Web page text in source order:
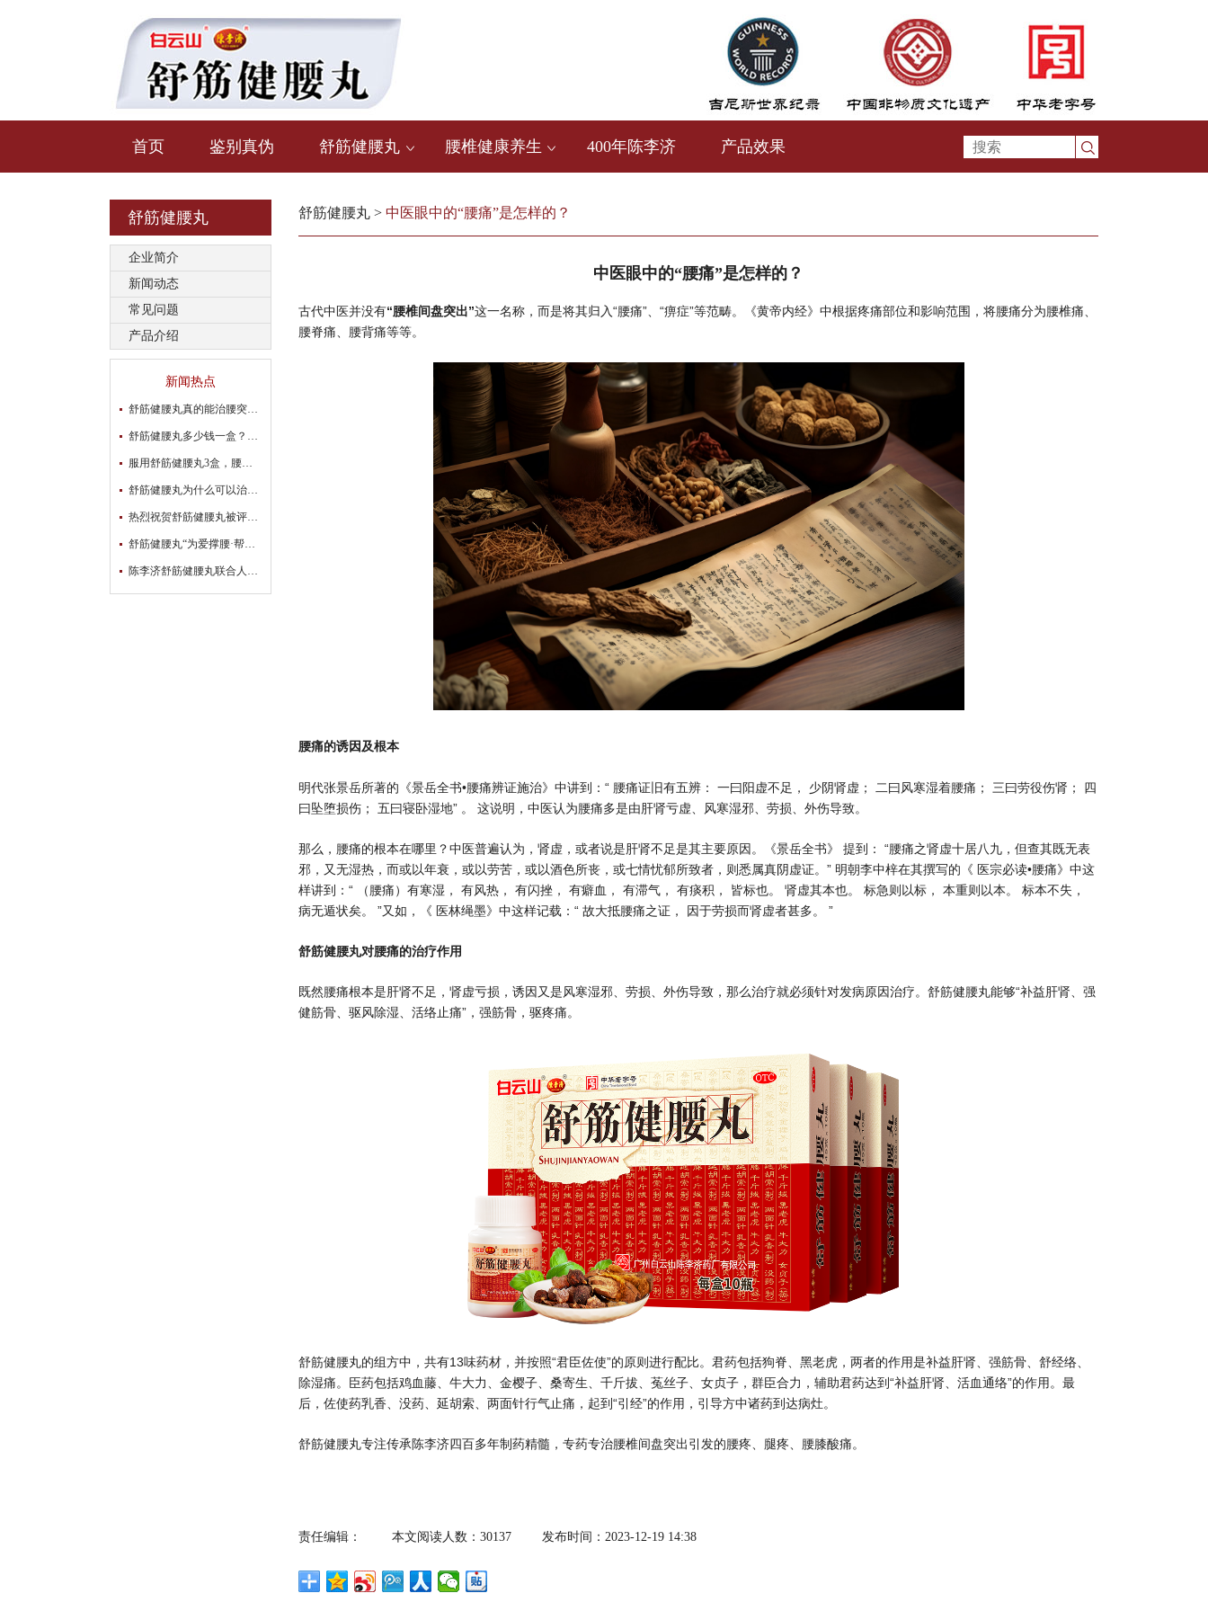
首页 鉴别真伪 舒筋健腰丸 腰椎健康养生 400年陈李济 产品效果
舒筋健腰丸
企业简介
新闻动态
常见问题
产品介绍
新闻热点
舒筋健腰丸真的能治腰突吗？真相原来是这样……
舒筋健腰丸多少钱一盒？你想知道的都在这
服用舒筋健腰丸3盒，腰腿不疼了，可以停药了吗？
舒筋健腰丸为什么可以治疗腰间盘突出？
热烈祝贺舒筋健腰丸被评为【2022-2023年度中国药店“颈腰椎类”店员推荐率最高品牌】！
舒筋健腰丸“为爱撑腰·帮扶腰突患者公益活动”覆盖5万多名患者！
陈李济舒筋健腰丸联合人民日报健康客户端发起中西医结合骨科发展与创新研讨会暨“为爱撑腰·帮扶腰椎间盘突出患者公益活动” ​
舒筋健腰丸 > 中医眼中的“腰痛”是怎样的？
中医眼中的“腰痛”是怎样的？
古代中医并没有“腰椎间盘突出”这一名称，而是将其归入“腰痛”、“痹症”等范畴。《黄帝内经》中根据疼痛部位和影响范围，将腰痛分为腰椎痛、
腰脊痛、腰背痛等等。
腰痛的诱因及根本
明代张景岳所著的《景岳全书•腰痛辨证施治》中讲到：“ 腰痛证旧有五辨： 一曰阳虚不足， 少阴肾虚； 二曰风寒湿着腰痛； 三曰劳役伤肾； 四
曰坠堕损伤； 五曰寝卧湿地” 。 这说明，中医认为腰痛多是由肝肾亏虚、风寒湿邪、劳损、外伤导致。
那么，腰痛的根本在哪里？中医普遍认为，肾虚，或者说是肝肾不足是其主要原因。《景岳全书》 提到： “腰痛之肾虚十居八九，但查其既无表
邪，又无湿热，而或以年衰，或以劳苦，或以酒色所丧，或七情忧郁所致者，则悉属真阴虚证。” 明朝李中梓在其撰写的《 医宗必读•腰痛》中这
样讲到：“ （腰痛）有寒湿， 有风热， 有闪挫， 有癖血， 有滞气， 有痰积， 皆标也。 肾虚其本也。 标急则以标， 本重则以本。 标本不失，
病无遁状矣。 ”又如，《 医林绳墨》中这样记载：“ 故大抵腰痛之证， 因于劳损而肾虚者甚多。 ”
舒筋健腰丸对腰痛的治疗作用
既然腰痛根本是肝肾不足，肾虚亏损，诱因又是风寒湿邪、劳损、外伤导致，那么治疗就必须针对发病原因治疗。舒筋健腰丸能够“补益肝肾、强
健筋骨、驱风除湿、活络止痛”，强筋骨，驱疼痛。
舒筋健腰丸的组方中，共有13味药材，并按照“君臣佐使”的原则进行配比。君药包括狗脊、黑老虎，两者的作用是补益肝肾、强筋骨、舒经络、
除湿痛。臣药包括鸡血藤、牛大力、金樱子、桑寄生、千斤拔、菟丝子、女贞子，群臣合力，辅助君药达到“补益肝肾、活血通络”的作用。最
后，佐使药乳香、没药、延胡索、两面针行气止痛，起到“引经”的作用，引导方中诸药到达病灶。
舒筋健腰丸专注传承陈李济四百多年制药精髓，专药专治腰椎间盘突出引发的腰疼、腿疼、腰膝酸痛。
责任编辑： 本文阅读人数：30137 发布时间：2023-12-19 14:38